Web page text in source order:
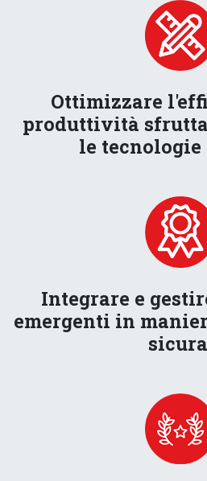
Ottimizzare
produttività
le
Integrare e
emergenti in